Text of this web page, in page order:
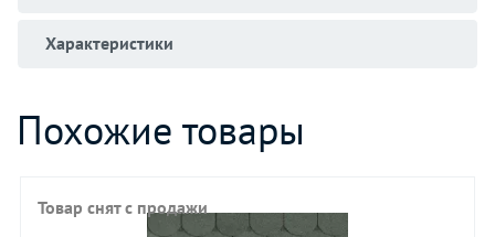
Характеристики
Похожие товары
Товар снят с продажи